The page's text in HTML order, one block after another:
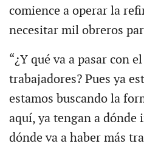
comience a operar la
necesitar mil obreros
“¿Y qué va a pasar con
trabajadores? Pues ya
estamos buscando la
aquí, ya tengan a dónde
dónde va a haber más